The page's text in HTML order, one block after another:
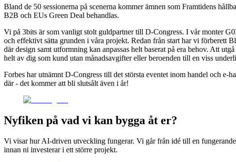
Bland de 50 sessionerna på scenerna kommer ämnen som Framtidens
B2B och EUs Green Deal behandlas.
Vi på 3bits är som vanligt stolt guldpartner till D-Congress. I vår monter
och effektivt sätta grunden i våra projekt. Redan från start har vi förberett
där design samt utformning kan anpassas helt baserat på era behov. Att
helt av dig som kund utan månadsavgifter eller beroenden till en viss
Forbes har utnämnt D-Congress till det största eventet inom handel och
där - det kommer att bli slutsålt även i år!
Nyfiken på vad vi kan bygga åt er?
Vi visar hur AI-driven utveckling fungerar. Vi går från idé till en
innan ni investerar i ett större projekt.